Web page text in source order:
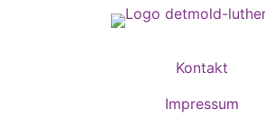
Kontakt
Impressum